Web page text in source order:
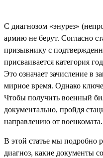
С диагнозом «энурез»
армию не берут. Согласно
призывнику с
присваивается категория
Это означает зачисление в
мирное время. Однако
Чтобы получить военный
документально, пройдя
направлению от военкомата.
В этой статье мы подробно
диагноз, какие документы